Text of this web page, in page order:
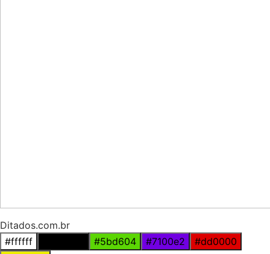
Ditados.com.br
#ffffff
#5bd604 #7100e2
#dd0000